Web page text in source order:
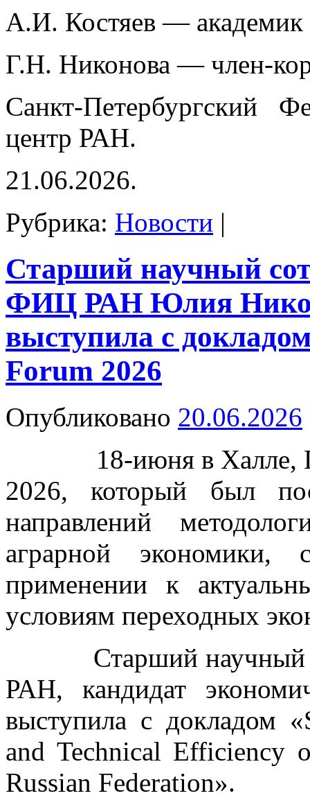
А.И. Костяев —
Г.Н. Никонова — член-
Санкт-Петербургский
центр РАН.
21.06.2026.
Рубрика: Новости |
Старший научный
ФИЦ РАН Юлия
выступила с
Forum 2026
Опубликовано 20.06.2026
18-июня в Халле,
2026, который был
направлений
аграрной
применении к
условиям переходных
Старший научный
РАН, кандидат
выступила с докладом
and Technical Efficiency
Russian Federation».